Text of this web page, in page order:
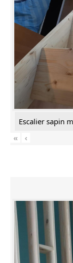
Escalier sapin
«
‹